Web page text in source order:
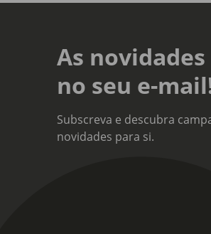
As
no seu e-
Subscreva e descubra
novidades para si.